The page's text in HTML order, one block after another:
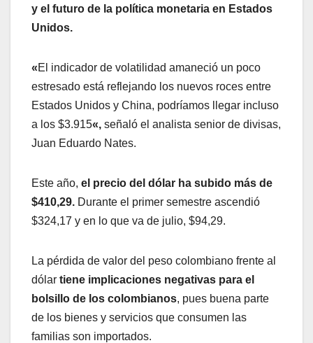
y el futuro de la política monetaria en Estados
Unidos.
«El indicador de volatilidad amaneció un poco
estresado está reflejando los nuevos roces entre
Estados Unidos y China, podríamos llegar incluso
a los $3.915«, señaló el analista senior de divisas,
Juan Eduardo Nates.
Este año, el precio del dólar ha subido más de
$410,29. Durante el primer semestre ascendió
$324,17 y en lo que va de julio, $94,29.
La pérdida de valor del peso colombiano frente al
dólar tiene implicaciones negativas para el
bolsillo de los colombianos, pues buena parte
de los bienes y servicios que consumen las
familias son importados.